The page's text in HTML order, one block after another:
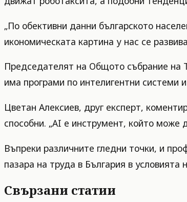
„По обективни данни българското
икономическата картина у нас се
Председателят на Общото събрание на
има програми по интелигентни системи
Цветан Алексиев, друг експерт,
способни. „AI е инструмент, който
Въпреки различните гледни точки, и
пазара на труда в България в условията
Свързани статии